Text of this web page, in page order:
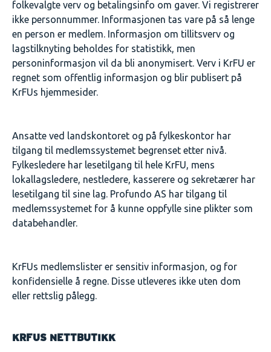
folkevalgte verv og betalingsinfo om gaver. Vi registrerer
ikke personnummer. Informasjonen tas vare på så lenge
en person er medlem. Informasjon om tillitsverv og
lagstilknyting beholdes for statistikk, men
personinformasjon vil da bli anonymisert. Verv i KrFU er
regnet som offentlig informasjon og blir publisert på
KrFUs hjemmesider.
Ansatte ved landskontoret og på fylkeskontor har
tilgang til medlemssystemet begrenset etter nivå.
Fylkesledere har lesetilgang til hele KrFU, mens
lokallagsledere, nestledere, kasserere og sekretærer har
lesetilgang til sine lag. Profundo AS har tilgang til
medlemssystemet for å kunne oppfylle sine plikter som
databehandler.
KrFUs medlemslister er sensitiv informasjon, og for
konfidensielle å regne. Disse utleveres ikke uten dom
eller rettslig pålegg.
KRFUS NETTBUTIKK